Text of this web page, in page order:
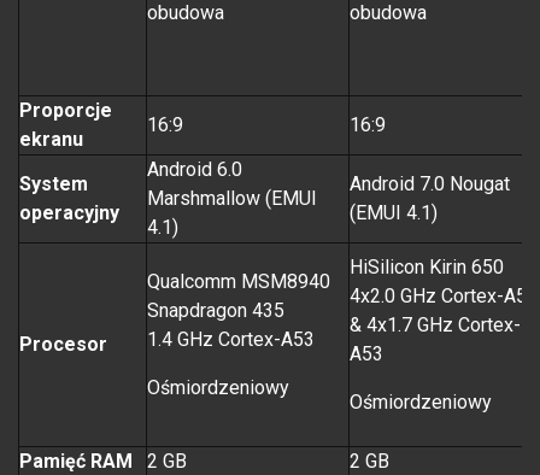
obudowa
obudowa
Proporcje
ekranu
16:9 16:9
System
operacyjny
Android 6.0
Marshmallow (EMUI
4.1)
Android 7.0 Nougat
(EMUI 4.1)
Procesor
Qualcomm MSM8940
Snapdragon 435
1.4 GHz Cortex-A53
Ośmiordzeniowy
HiSilicon Kirin 650
4x2.0 GHz Cortex-A53
& 4x1.7 GHz Cortex-
A53
Ośmiordzeniowy
Pamięć RAM 2 GB
2 GB